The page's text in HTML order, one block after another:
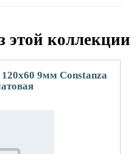
этой коллекции
9мм Constanza